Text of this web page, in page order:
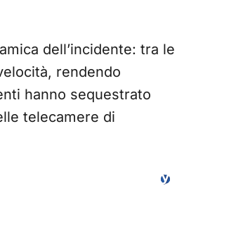
dell’incidente: tra le
rendendo
hanno sequestrato
telecamere di